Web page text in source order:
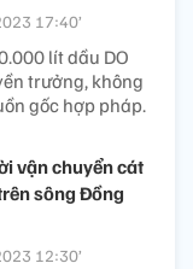
17:40’
lít dầu DO
trưởng, không
gốc hợp pháp.
vận chuyển cát
sông Đồng
12:30’